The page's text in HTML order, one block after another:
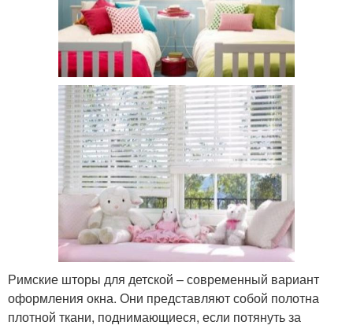
Римские шторы для детской – современный вариант
оформления окна. Они представляют собой полотна
плотной ткани, поднимающиеся, если потянуть за